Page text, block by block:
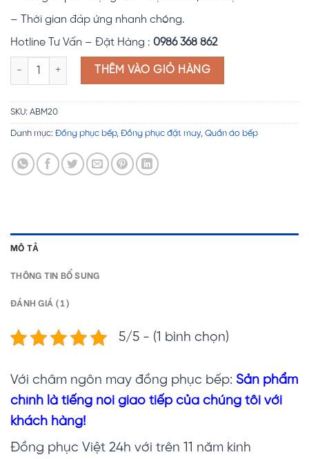
– Thời gian đáp ứng nhanh chóng.
Hotline Tư Vấn – Đặt Hàng : 0986 368 862
Đồng phục bếp ABM20 số lượng
THÊM VÀO GIỎ HÀNG
SKU: ABM20
Danh mục: Đồng phục bếp, Đồng phục đặt may, Quần áo bếp
MÔ TẢ
THÔNG TIN BỔ SUNG
ĐÁNH GIÁ (1)
5/5 - (1 bình chọn)
Với châm ngôn may đồng phục bếp: Sản phẩm
chính là tiếng nói giao tiếp của chúng tôi với
khách hàng!
Đồng phục Việt 24h với trên 11 năm kinh